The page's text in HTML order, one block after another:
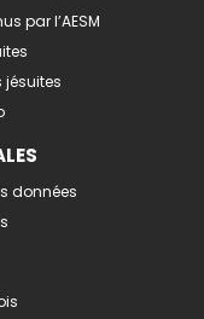
par l’AESM
données